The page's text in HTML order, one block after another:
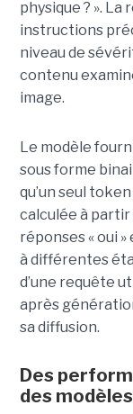
physique ? ».
instructions
niveau de
contenu
image.
Le modèle
sous forme
qu’un seul
calculée à
réponses « oui
à différentes
d’une requête
après
sa diffusion.
Des
des